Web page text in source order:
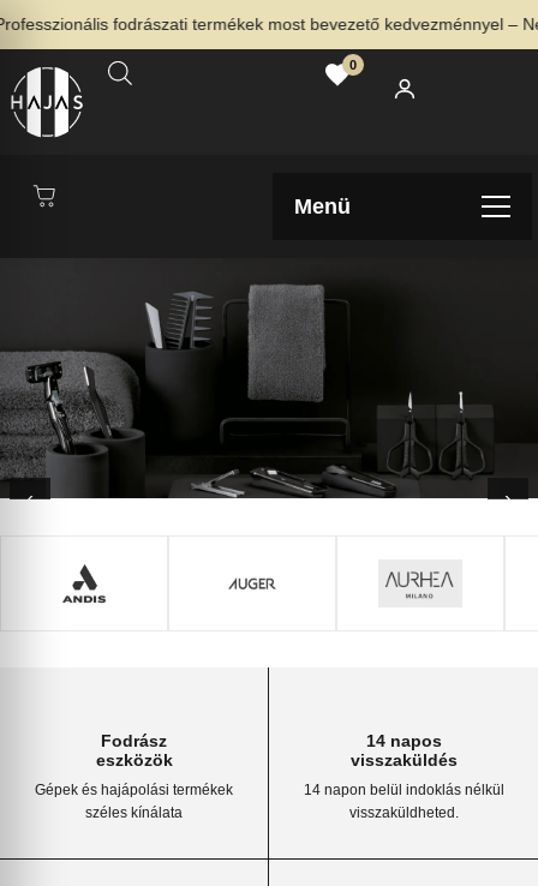
fodrászati termékek most bevezető kedvezménnyel –
0
Menü
Fodrász
eszközök
Gépek és hajápolási termékek
széles kínálata
14 napos
visszaküldés
14 napon belül indoklás nélkül
visszaküldheted.